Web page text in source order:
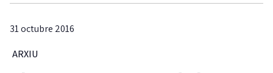
31 octubre 2016
ARXIU